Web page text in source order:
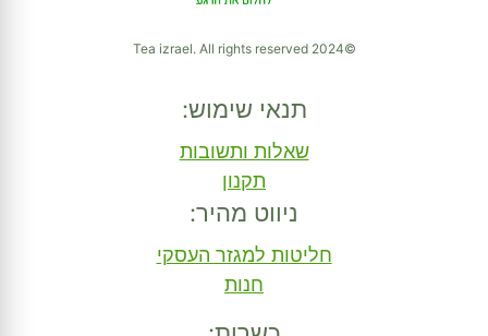
©2024 Tea izrael. All rights reserved
תנאי שימוש:
שאלות ותשובות
תקנון
ניווט מהיר:
חליטות למגזר העסקי
חנות